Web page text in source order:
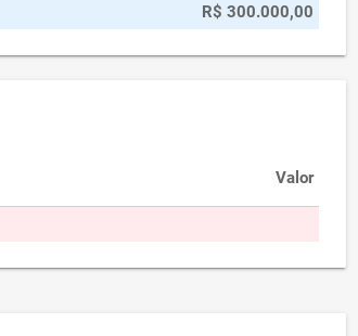
R$ 300.000,00
Valor